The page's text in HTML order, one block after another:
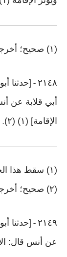
(١) صحيح؛ أخرجه البخاري (٦٠٥)، ومسلم (٣٧٨)
٢١٤٨ - [حدثنا
أبي قلابة عن
الإقامة] (١) (٢)
.
(١) سقط هذا الحديث من [أ، ب]
(٢) صحيح؛ أخرجه البخاري (٦٠٣)، ومسلم (٣٧٨)
٢١٤٩ - [حدثنا
عن أنس قال: